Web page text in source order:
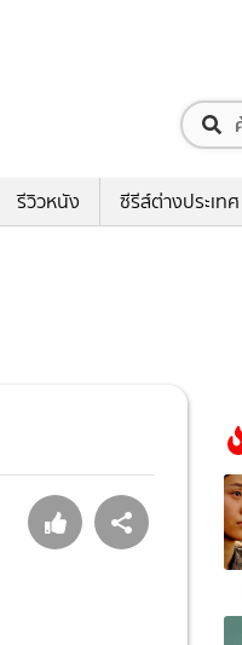
รีวิวหนัง ซีรีส์ต่างประเทศ